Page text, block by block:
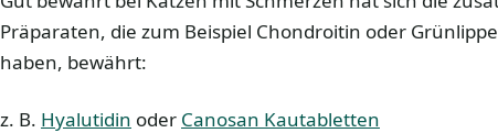
Präparaten, die zum Beispiel Chondroitin oder
haben, bewährt:
z. B. Hyalutidin oder Canosan Kautabletten